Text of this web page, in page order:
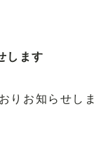
します
お知らせしま